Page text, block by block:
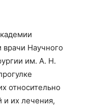
Научного
им. А. Н.
относительно
и их лечения,